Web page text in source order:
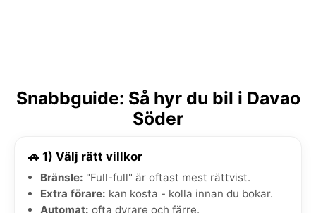
Snabbguide: Så hyr du bil i Davao
Söder
🚗 1) Välj rätt villkor
Bränsle: "Full-full" är oftast mest rättvist.
Extra förare: kan kosta - kolla innan du bokar.
Automat: ofta dyrare och färre.